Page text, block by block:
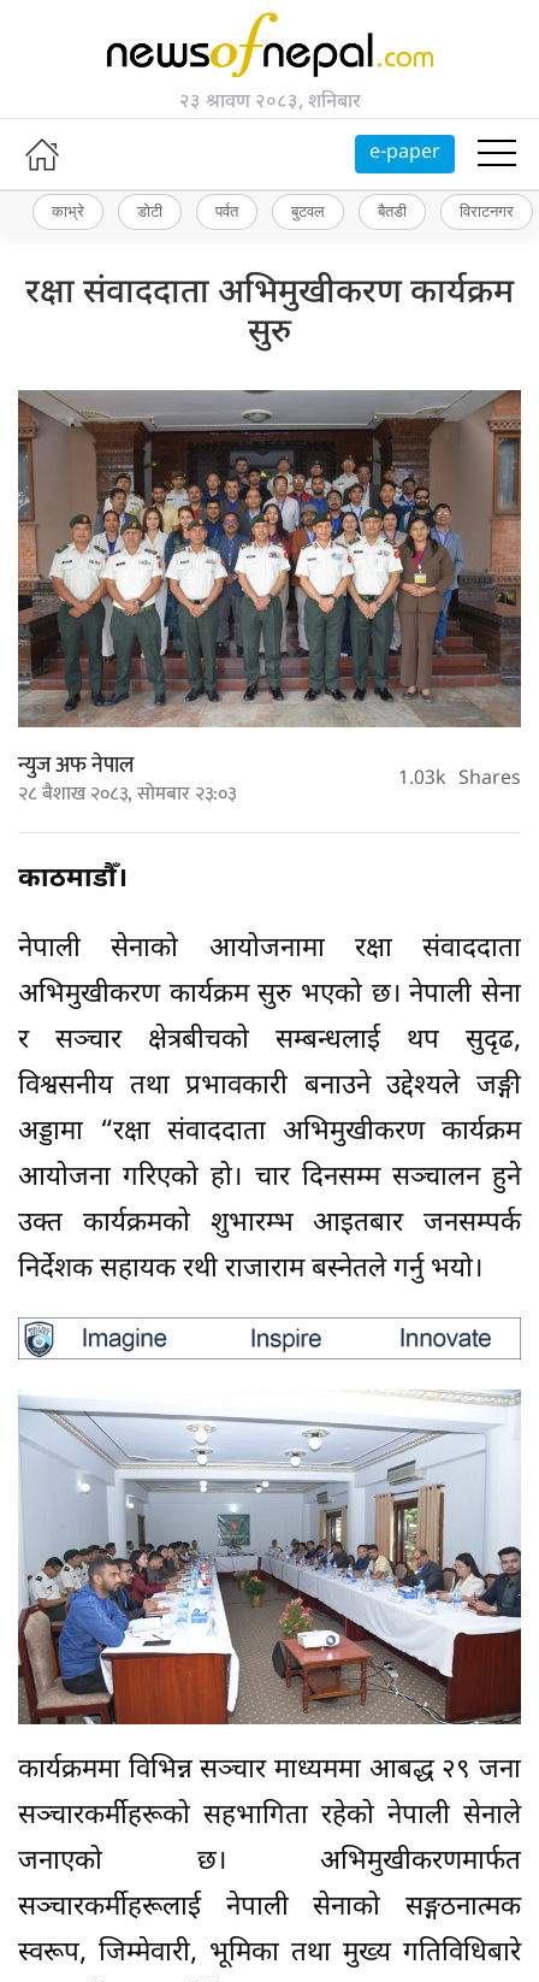
२३ श्रावण २०८३, शनिबार
e-paper
काभ्रे डोटी पर्वत बुटवल बैतडी विराटनगर
रक्षा संवाददाता अभिमुखीकरण कार्यक्रम
सुरु
न्युज अफ नेपाल
२८ बैशाख २०८३, सोमबार २३:०३ 1.03k Shares
काठमाडौँ।
नेपाली सेनाको आयोजनामा रक्षा संवाददाता
अभिमुखीकरण कार्यक्रम सुरु भएको छ। नेपाली सेना
र सञ्चार क्षेत्रबीचको सम्बन्धलाई थप सुदृढ,
विश्वसनीय तथा प्रभावकारी बनाउने उद्देश्यले जङ्गी
अड्डामा “रक्षा संवाददाता अभिमुखीकरण कार्यक्रम
आयोजना गरिएको हो। चार दिनसम्म सञ्चालन हुने
उक्त कार्यक्रमको शुभारम्भ आइतबार जनसम्पर्क
निर्देशक सहायक रथी राजाराम बस्नेतले गर्नु भयो।
कार्यक्रममा विभिन्न सञ्चार माध्यममा आबद्ध २९ जना
सञ्चारकर्मीहरूको सहभागिता रहेको नेपाली सेनाले
जनाएको छ। अभिमुखीकरणमार्फत
सञ्चारकर्मीहरूलाई नेपाली सेनाको सङ्गठनात्मक
स्वरूप, जिम्मेवारी, भूमिका तथा मुख्य गतिविधिबारे